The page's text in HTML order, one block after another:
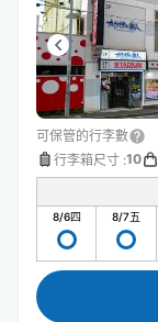
可保管的行李數
行李箱尺寸 :10
8/6四 8/7五